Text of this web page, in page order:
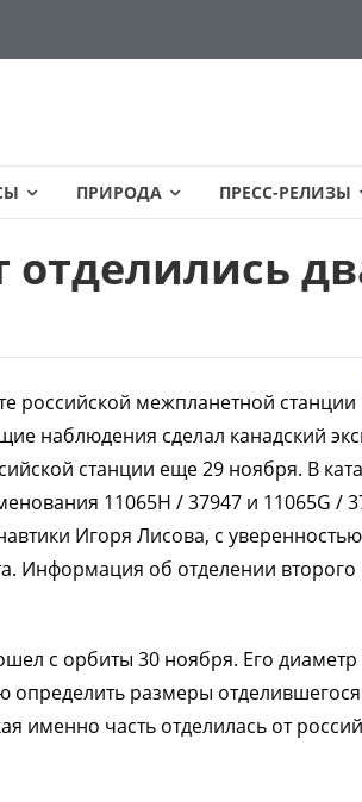
ПРИРОДА ПРЕСС-РЕЛИЗЫ
российской межпланетной
наблюдения сделал канадский
станции еще 29 ноября. В
11065H / 37947 и 11065G /
Игоря Лисова, с
Информация об отделении второго
с орбиты 30 ноября. Его
определить размеры
именно часть отделилась от